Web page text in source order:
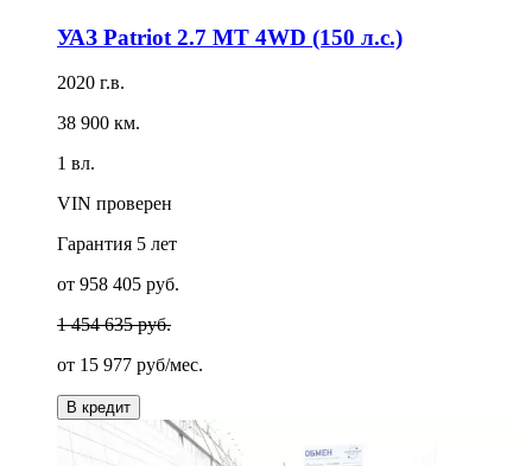
УАЗ Patriot 2.7 MT 4WD (150 л.с.)
2020 г.в.
38 900 км.
1 вл.
VIN проверен
Гарантия 5 лет
от 958 405 руб.
1 454 635 руб.
от 15 977 руб/мес.
В кредит